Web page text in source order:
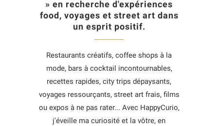
» en recherche d'expériences
food, voyages et street art dans
un esprit positif.
Restaurants créatifs, coffee shops à la
mode, bars à cocktail incontournables,
recettes rapides, city trips dépaysants,
voyages ressourçants, street art frais, films
ou expos à ne pas rater... Avec HappyCurio,
j'éveille ma curiosité et la vôtre, en